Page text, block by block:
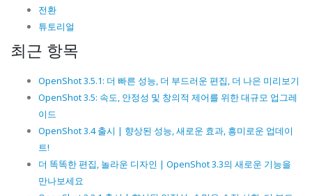
전환
튜토리얼
최근 항목
OpenShot 3.5.1: 더 빠른 성능, 더 부드러운 편집, 더 나은 미리보기
OpenShot 3.5: 속도, 안정성 및 창의적 제어를 위한 대규모 업그레
이드
OpenShot 3.4 출시 | 향상된 성능, 새로운 효과, 흥미로운 업데이
트!
더 똑똑한 편집, 놀라운 디자인 | OpenShot 3.3의 새로운 기능을
만나보세요